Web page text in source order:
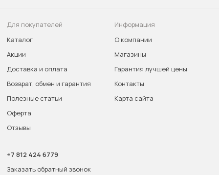
Для покупателей
Каталог
Акции
Доставка и оплата
Возврат, обмен и гарантия
Полезные статьи
Оферта
Отзывы
Информация
О компании
Магазины
Гарантия лучшей цены
Контакты
Карта сайта
+7 812 424 6779
Заказать обратный звонок